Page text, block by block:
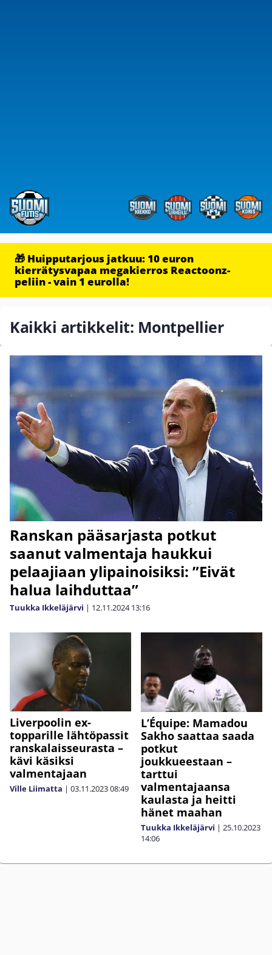
🎁 Huipputarjous jatkuu: 10 euron
kierrätysvapaa megakierros Reactoonz-
peliin - vain 1 eurolla!
Kaikki artikkelit: Montpellier
Ranskan pääsarjasta potkut
saanut valmentaja haukkui
pelaajiaan ylipainoisiksi: ”Eivät
halua laihduttaa”
Tuukka Ikkeläjärvi | 12.11.2024 13:16
Liverpoolin ex-
topparille lähtöpassit
ranskalaisseurasta –
kävi käsiksi
valmentajaan
Ville Liimatta | 03.11.202308:49
L’Équipe: Mamadou
Sakho saattaa saada
potkut
joukkueestaan –
tarttui
valmentajaansa
kaulasta ja heitti
hänet maahan
Tuukka Ikkeläjärvi | 25.10.2023
14:06